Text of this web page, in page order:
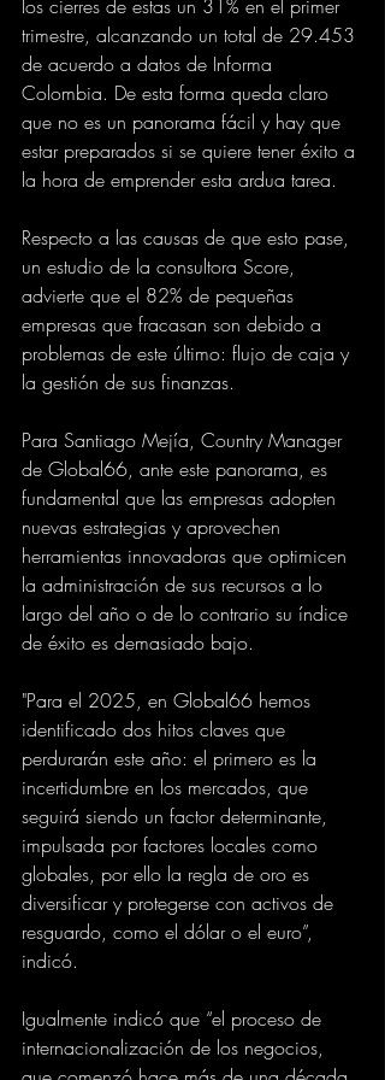
los cierres de estas un 31% en el primer
trimestre, alcanzando un total de 29.453
de acuerdo a datos de Informa
Colombia. De esta forma queda claro
que no es un panorama fácil y hay que
estar preparados si se quiere tener éxito a
la hora de emprender esta ardua tarea.
Respecto a las causas de que esto pase,
un estudio de la consultora Score,
advierte que el 82% de pequeñas
empresas que fracasan son debido a
problemas de este último: flujo de caja y
la gestión de sus finanzas.
Para Santiago Mejía, Country Manager
de Global66, ante este panorama, es
fundamental que las empresas adopten
nuevas estrategias y aprovechen
herramientas innovadoras que optimicen
la administración de sus recursos a lo
largo del año o de lo contrario su índice
de éxito es demasiado bajo.
"Para el 2025, en Global66 hemos
identificado dos hitos claves que
perdurarán este año: el primero es la
incertidumbre en los mercados, que
seguirá siendo un factor determinante,
impulsada por factores locales como
globales, por ello la regla de oro es
diversificar y protegerse con activos de
resguardo, como el dólar o el euro”,
indicó.
Igualmente indicó que “el proceso de
internacionalización de los negocios,